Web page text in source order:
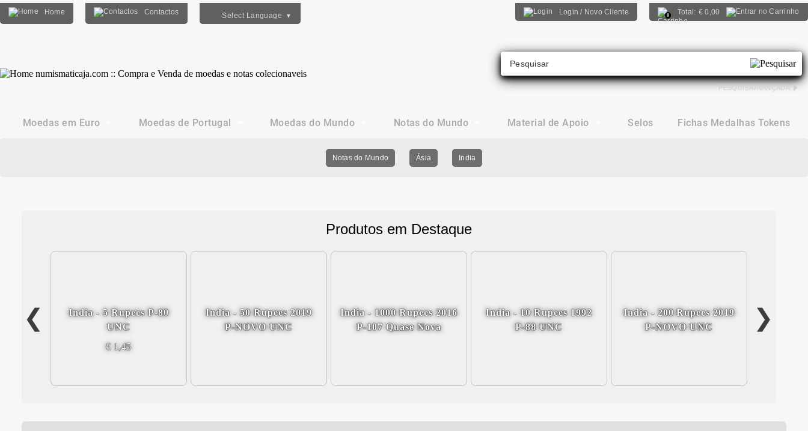
Home Contactos Select Language ▼ Login / Novo Cliente 0 Total: €0,00
PESQUISA AVANÇADA
Moedas em Euro Moedas de Portugal Moedas do Mundo Notas do Mundo Material de Apoio Selos Fichas Medalhas Tokens
Notas do Mundo Ásia India
Produtos em Destaque
2015
India - 5 Rupees P-80
UNC
€ 1,45
India - 50 Rupees 2019
P-NOVO UNC
India - 1000 Rupees 2016
P-107 Quase Nova
India - 10 Rupees 1992
P-88 UNC
India - 200 Rupees 2019
P-NOVO UNC
India -